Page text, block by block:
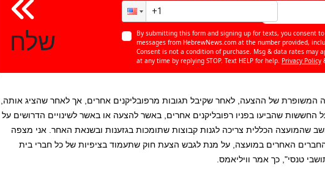
שלח
By submitting this form and signing up for texts, you consent
messages from HebrewNews.com at the number provided,
Consent is not a condition of purchase. Msg & data rates may
at any time by replying STOP. Text HELP for help. Privacy Policy
המשופרת של ההצעה, לאחר שקיבל תגובות מרפובליקנים אחרים, אך לאחר שהציג אותה,
החששות שהביעו בפניו רפובליקנים אחרים, באשר להצעה או באשר לשינויים הדרושים על
שהמועצה הכללית צריכה לגנות קבוצות שתומכות בגזענות ובשנאת האחר. אני מצפה
האחרים במועצה, על מנת לגבש הצעת חוק שתעמוד בציפיות של כל חברי בית
טנסי", כך אמר וויליאמס.